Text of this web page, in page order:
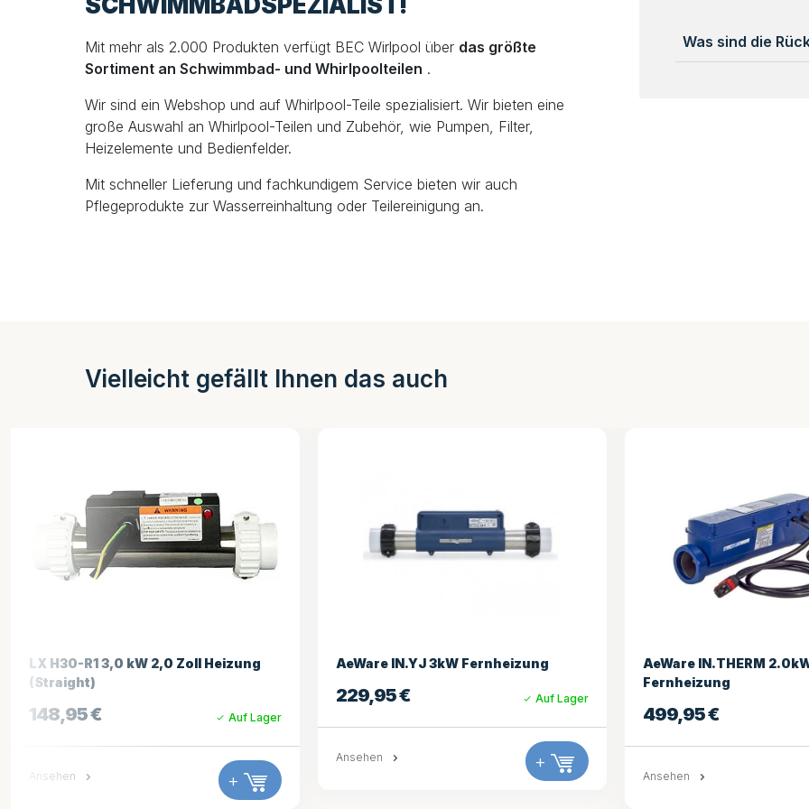
Mit mehr als 2.000 Produkten verfügt BEC Wirlpool über das größte
Sortiment an Schwimmbad- und Whirlpoolteilen .
Wir sind ein Webshop und auf Whirlpool-Teile spezialisiert. Wir bieten eine
große Auswahl an Whirlpool-Teilen und Zubehör, wie Pumpen, Filter,
Heizelemente und Bedienfelder.
Mit schneller Lieferung und fachkundigem Service bieten wir auch
Pflegeprodukte zur Wasserreinhaltung oder Teilereinigung an.
Was sind die
Vielleicht gefällt Ihnen das auch
AeWare IN.YJ 3kW Fernheizung
229,95
+
AeWare IN.THERM 2.0kW
+
LX H30-R1 3,0 kW 1,5
Sensorkabel (straight)
138,95€
Ansehen